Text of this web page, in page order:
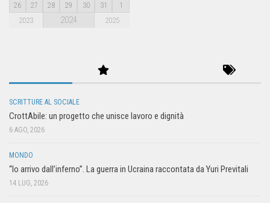
26
27 28 29 30 31 1
2023 2024 2025
SCRITTURE AL SOCIALE
CrottAbile: un progetto che unisce lavoro e dignità
6 AGO, 2026
MONDO
“Io arrivo dall’inferno”. La guerra in Ucraina raccontata da Yuri Previtali
14 LUG, 2026